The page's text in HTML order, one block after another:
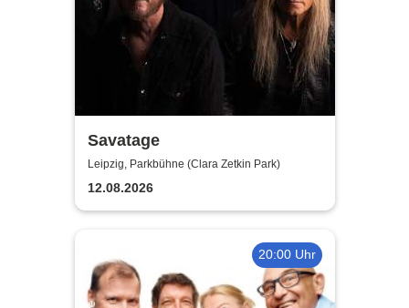
Savatage
Leipzig, Parkbühne (Clara Zetkin Park)
12.08.2026
20:00 Uhr